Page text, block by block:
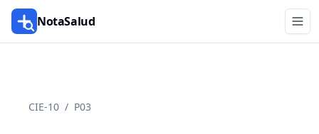
NotaSalud
CIE-10 / P03